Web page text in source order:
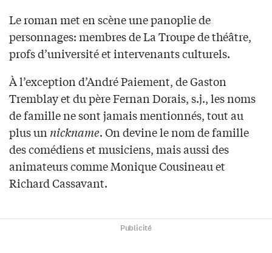
Le roman met en scène une panoplie de
personnages: membres de La Troupe de théâtre,
profs d’université et intervenants culturels.
À l’exception d’André Paiement, de Gaston
Tremblay et du père Fernan Dorais, s.j., les noms
de famille ne sont jamais mentionnés, tout au
plus un nickname. On devine le nom de famille
des comédiens et musiciens, mais aussi des
animateurs comme Monique Cousineau et
Richard Cassavant.
Publicité